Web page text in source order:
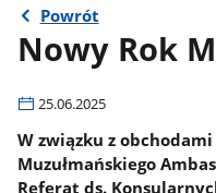
Powrót
Nowy Rok
25.06.2025
W związku z obchodami
Muzułmańskiego
Referat ds.